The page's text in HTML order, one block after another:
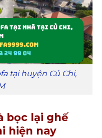
tại huyện Củ Chi,
bọc lại ghế
hiện nay